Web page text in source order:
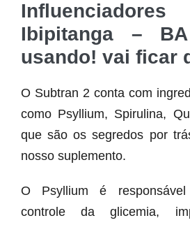
Ibipitanga –
usando! vai ficar
O Subtran 2 conta com
como Psyllium, Spirulina,
que são os segredos por
nosso suplemento.
O Psyllium é
controle da glicemia,